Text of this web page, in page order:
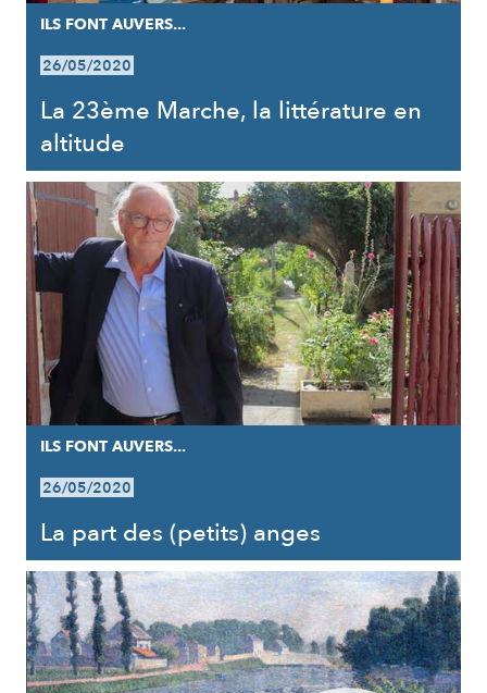
ILS FONT AUVERS...
26/05/2020
La 23ème Marche, la littérature en
altitude
ILS FONT AUVERS...
26/05/2020
La part des (petits) anges